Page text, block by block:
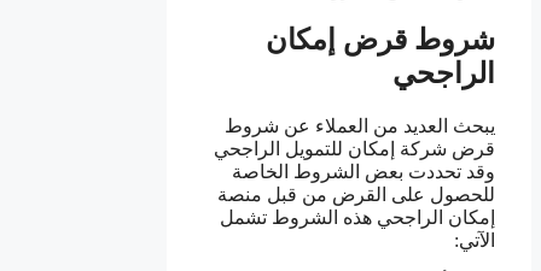
شروط قرض إمكان
الراجحي
يبحث العديد من العملاء عن شروط
قرض شركة إمكان للتمويل الراجحي
وقد تحددت بعض الشروط الخاصة
للحصول على القرض من قبل منصة
إمكان الراجحي هذه الشروط تشمل
الآتي: